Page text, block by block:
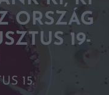
ORSZÁG
19-
15.